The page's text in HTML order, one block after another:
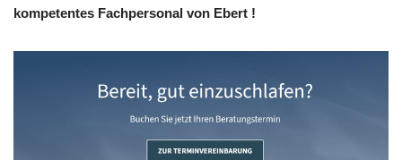
kompetentes Fachpersonal von Ebert !